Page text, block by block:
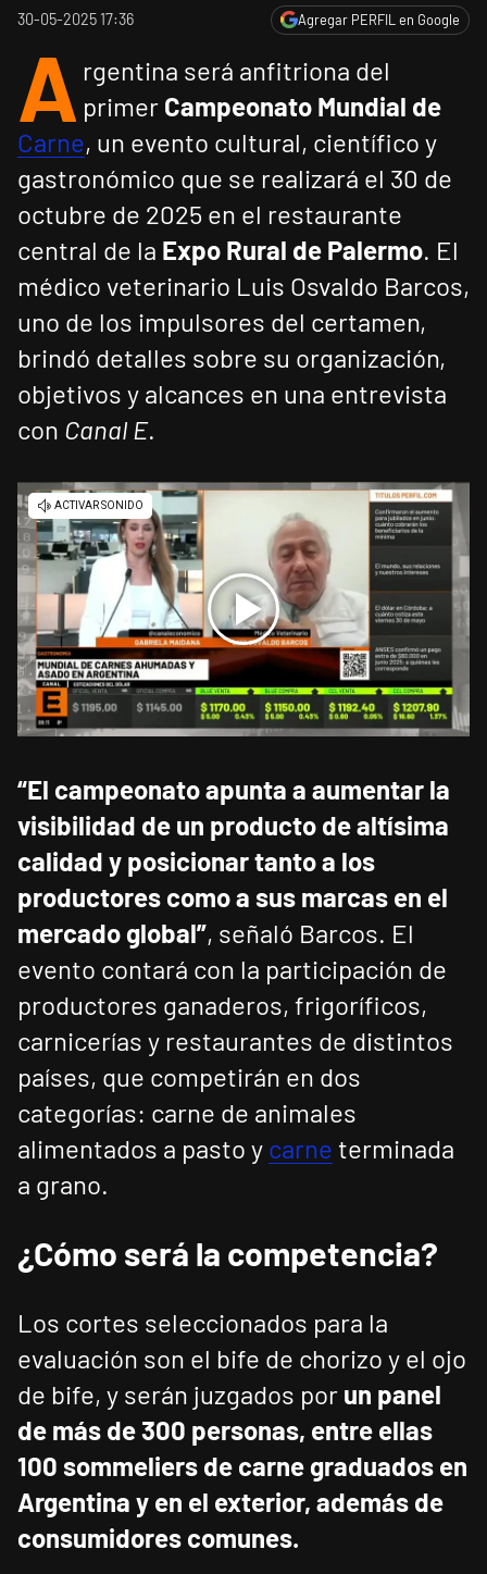
30-05-2025 17:36 Agregar PERFIL en Google
A rgentina será anfitriona del
primer Campeonato Mundial de
Carne, un evento cultural, científico y
gastronómico que se realizará el 30 de
octubre de 2025 en el restaurante
central de la Expo Rural de Palermo. El
médico veterinario Luis Osvaldo Barcos,
uno de los impulsores del certamen,
brindó detalles sobre su organización,
objetivos y alcances en una entrevista
con Canal E.
“El campeonato apunta a aumentar la
visibilidad de un producto de altísima
calidad y posicionar tanto a los
productores como a sus marcas en el
mercado global”, señaló Barcos. El
evento contará con la participación de
productores ganaderos, frigoríficos,
carnicerías y restaurantes de distintos
países, que competirán en dos
categorías: carne de animales
alimentados a pasto y carne terminada
a grano.
¿Cómo será la competencia?
Los cortes seleccionados para la
evaluación son el bife de chorizo y el ojo
de bife, y serán juzgados por un panel
de más de 300 personas, entre ellas
100 sommeliers de carne graduados en
Argentina y en el exterior, además de
consumidores comunes.